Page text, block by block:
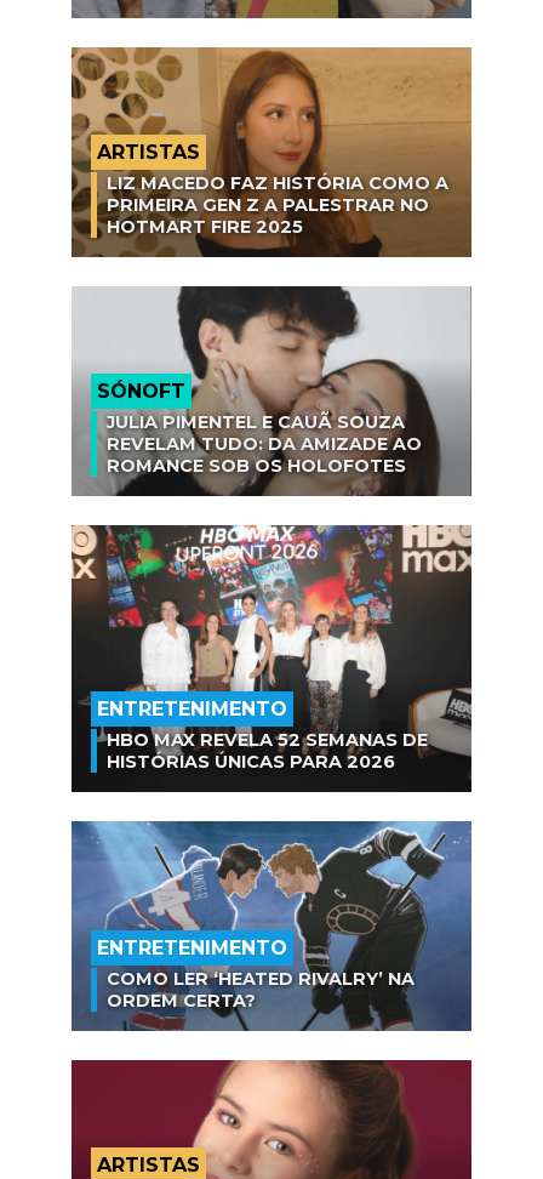
ARTISTAS
LIZ MACEDO FAZ HISTÓRIA COMO A
PRIMEIRA GEN Z A PALESTRAR NO
HOTMART FIRE 2025
SÓNOFT
JULIA PIMENTEL E CAUÃ SOUZA
REVELAM TUDO: DA AMIZADE AO
ROMANCE SOB OS HOLOFOTES
ENTRETENIMENTO
HBO MAX REVELA 52 SEMANAS DE
HISTÓRIAS ÚNICAS PARA 2026
ENTRETENIMENTO
COMO LER ‘HEATED RIVALRY’ NA
ORDEM CERTA?
ARTISTAS